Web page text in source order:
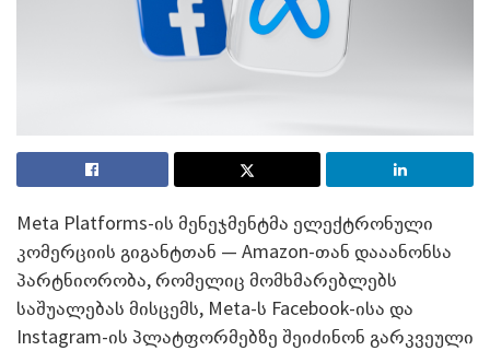
Meta Platforms-ის მენეჯმენტმა ელექტრონული
კომერციის გიგანტთან — Amazon-თან დააანონსა
პარტნიორობა, რომელიც მომხმარებლებს
საშუალებას მისცემს, Meta-ს Facebook-ისა და
Instagram-ის პლატფორმებზე შეიძინონ გარკვეული